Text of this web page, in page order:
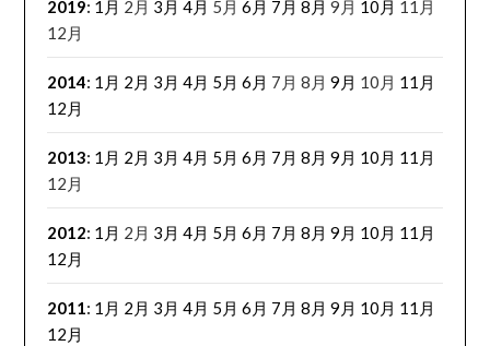
2019: 1月 2月 3月 4月 5月 6月 7月 8月 9月 10月 11月
12月
2014: 1月 2月 3月 4月 5月 6月 7月 8月 9月 10月 11月
12月
2013: 1月 2月 3月 4月 5月 6月 7月 8月 9月 10月 11月
12月
2012: 1月 2月 3月 4月 5月 6月 7月 8月 9月 10月 11月
12月
2011: 1月 2月 3月 4月 5月 6月 7月 8月 9月 10月 11月
12月